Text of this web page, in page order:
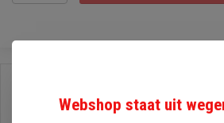
Stel een vraag over dit product
Webshop staat uit